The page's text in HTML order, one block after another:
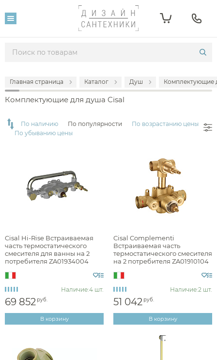
Главная страница Каталог Душ Комплектующие
Комплектующие для душа Cisal
Фильтр
8 025 66 426
Cisal
есть в наличии
есть в шоуруме
Цвет
хром
По наличию По популярности
По возрастанию цены
По убыванию цены
Cisal Hi-Rise Встраиваемая
часть термостатического
смесителя для ванны на 2
потребителя ZA01934004
Наличие:4 шт.
69 852 руб.
В корзину
Cisal Complementi
Встраиваемая часть
термостатического смесителя
на 2 потребителя ZA01910104
Наличие:2 шт.
51 042 руб.
В корзину